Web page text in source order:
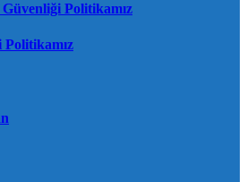
Güvenliği Politikamız